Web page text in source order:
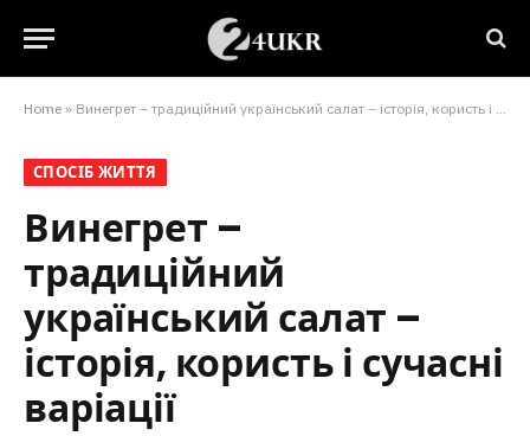
Home » Винегрет – традиційний український салат – історія, користь і сучасні варіації
СПОСІБ ЖИТТЯ
Винегрет –
традиційний
український салат –
історія, користь і сучасні
варіації